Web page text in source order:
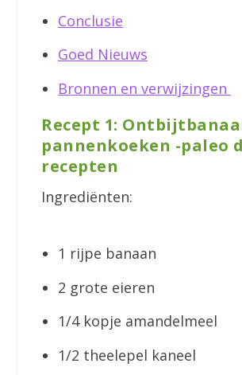
Conclusie
Goed Nieuws
Bronnen en verwijzingen
Recept 1:
pannenkoeken -paleo
recepten
Ingrediënten:
1 rijpe banaan
2 grote eieren
1/4 kopje amandelmeel
1/2 theelepel kaneel